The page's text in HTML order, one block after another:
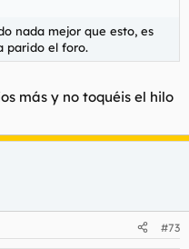
nada mejor que esto, es
parido el foro.
más y no toquéis el hilo
#73